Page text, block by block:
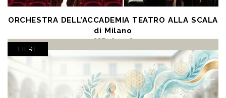
ORCHESTRA DELL’ACCADEMIA TEATRO ALLA SCALA
di Milano
OCT 16 2026
Avezzano (AQ) - Teatro dei Marsi
a partire da € 11,50
FIERE